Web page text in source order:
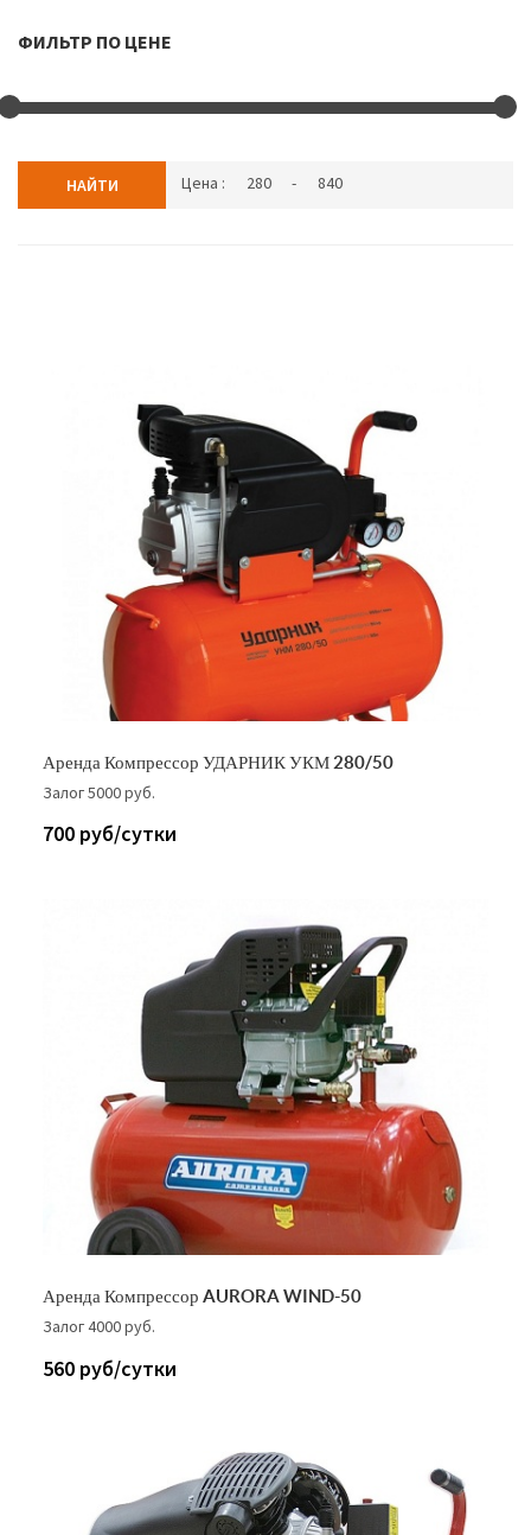
ФИЛЬТР ПО ЦЕНЕ
НАЙТИ Цена : -
Аренда Компрессор УДАРНИК УКМ 280/50
Залог 5000 руб.
700 руб/сутки
Аренда Компрессор AURORA WIND-50
Залог 4000 руб.
560 руб/сутки